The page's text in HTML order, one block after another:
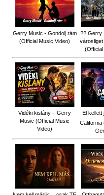
Gerry Music - Gondolj rám
(Official Music Video)
?? Gerry
(Official
Vidéki kislány – Gerry
Music (Official Music
Video)
El
California